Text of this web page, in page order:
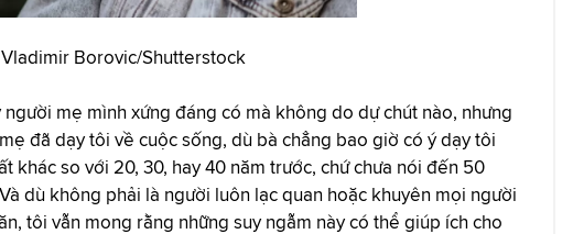
Vladimir Borovic/Shutterstock
mẹ mình xứng đáng có mà không do dự chút nào, nhưng
đã dạy tôi về cuộc sống, dù bà chẳng bao giờ có ý dạy tôi
khác so với 20, 30, hay 40 năm trước, chứ chưa nói đến 50
dù không phải là người luôn lạc quan hoặc khuyên mọi người
tôi vẫn mong rằng những suy ngẫm này có thể giúp ích cho